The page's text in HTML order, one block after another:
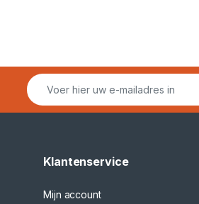
Klantenservice
Mijn account